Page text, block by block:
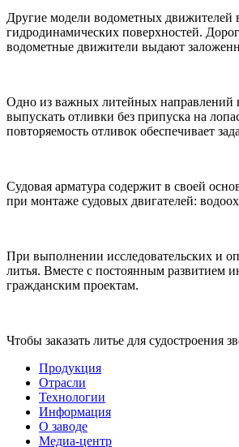
Другие модели водометных движителей
гидродинамических поверхностей.
водометные движители выдают
Одно из важных литейных направлений
выпускать отливки без припуска на
повторяемость отливок обеспечивает
Судовая арматура содержит в своей
при монтаже судовых двигателей:
При выполнении исследовательских и
литья. Вместе с постоянным развитием
гражданским проектам.
Чтобы заказать литье для судостроения
Продукция
Отрасли
Технологии
Информация
О заводе
Медиа-центр